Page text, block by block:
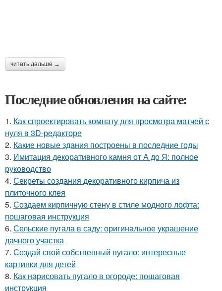
читать дальше →
Последние обновления на сайте:
1. Как спроектировать комнату для просмотра матчей с
нуля в 3D-редакторе
2. Какие новые здания построены в последние годы
3. Имитация декоративного камня от А до Я: полное
руководство
4. Секреты создания декоративного кирпича из
плиточного клея
5. Создаем кирпичную стену в стиле модного лофта:
пошаговая инструкция
6. Сельские пугала в саду: оригинальное украшение
дачного участка
7. Создай свой собственный пугало: интересные
картинки для детей
8. Как нарисовать пугало в огороде: пошаговая
инструкция